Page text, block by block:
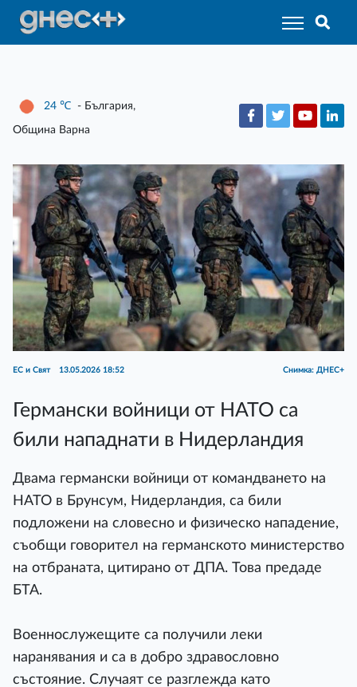
24 ℃ - България,
Община Варна
ЕС и Свят 13.05.2026 18:52 Снимка: ДНЕС+
Германски войници от НАТО са
били нападнати в Нидерландия
Двама германски войници от командването на
НАТО в Брунсум, Нидерландия, са били
подложени на словесно и физическо нападение,
съобщи говорител на германското министерство
на отбраната, цитирано от ДПА. Това предаде
БТА.
Военнослужещите са получили леки
наранявания и са в добро здравословно
състояние. Случаят се разглежда като